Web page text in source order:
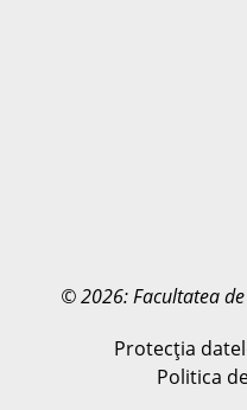
© 2026: Facultatea
Protecția
Politica